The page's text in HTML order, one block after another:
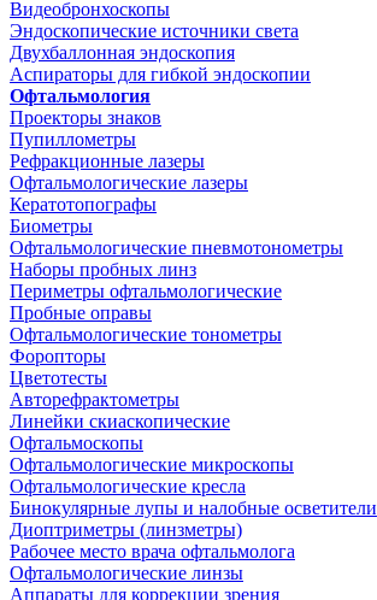
Видеобронхоскопы
Эндоскопические источники света
Двухбаллонная эндоскопия
Аспираторы для гибкой эндоскопии
Офтальмология
Проекторы знаков
Пупиллометры
Рефракционные лазеры
Офтальмологические лазеры
Кератотопографы
Биометры
Офтальмологические пневмотонометры
Наборы пробных линз
Периметры офтальмологические
Пробные оправы
Офтальмологические тонометры
Форопторы
Цветотесты
Авторефрактометры
Линейки скиаскопические
Офтальмоскопы
Офтальмологические микроскопы
Офтальмологические кресла
Бинокулярные лупы и налобные осветители
Диоптриметры (линзметры)
Рабочее место врача офтальмолога
Офтальмологические линзы
Аппараты для коррекции зрения